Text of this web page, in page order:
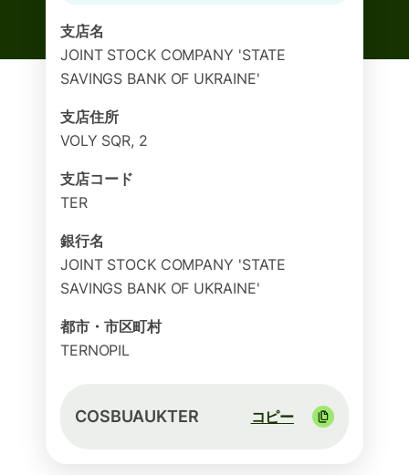
支店名
JOINT STOCK COMPANY 'STATE
SAVINGS BANK OF UKRAINE'
支店住所
VOLY SQR, 2
支店コード
TER
銀行名
JOINT STOCK COMPANY 'STATE
SAVINGS BANK OF UKRAINE'
都市・市区町村
TERNOPIL
COSBUAUKTER コピー